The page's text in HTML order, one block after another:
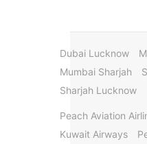
Dubai Lucknow
Mumbai Sharjah
Sharjah Lucknow
Peach Aviation
Kuwait Airways